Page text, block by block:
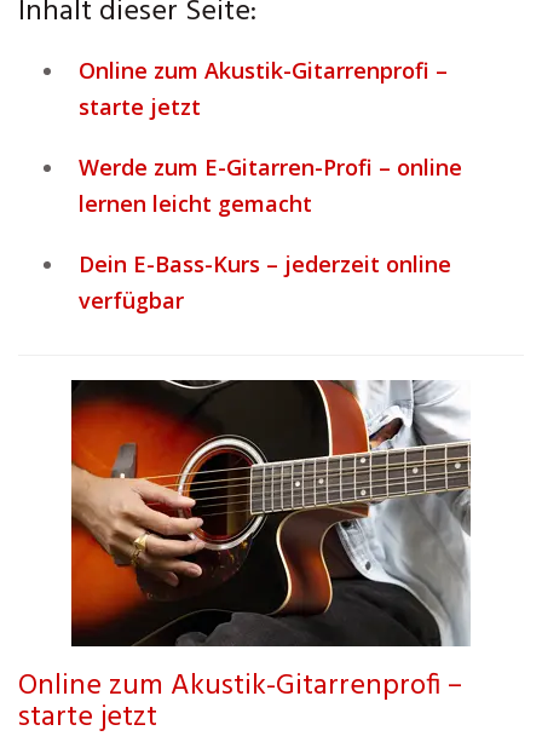
Inhalt dieser Seite:
Online zum Akustik-Gitarrenprofi –
starte jetzt
Werde zum E-Gitarren-Profi – online
lernen leicht gemacht
Dein E-Bass-Kurs – jederzeit online
verfügbar
Online zum Akustik-Gitarrenprofi –
starte jetzt